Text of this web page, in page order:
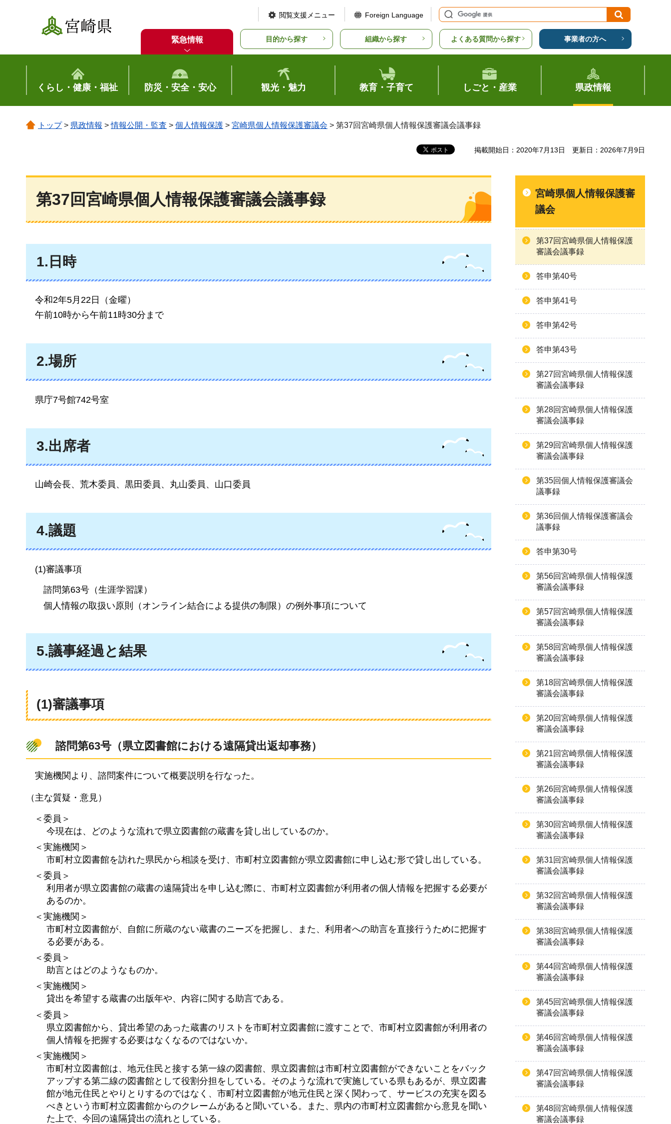
宮崎県
閲覧支援メニュー Foreign Language
緊急情報 目的から探す 組織から探す よくある質問から探す 事業者の方へ
くらし・健康・福祉 防災・安全・安心 観光・魅力 教育・子育て しごと・産業 県政情報
トップ> 県政情報 >情報公開・監査 > 個人情報保護 > 宮崎県個人情報保護審議会 > 第37回宮崎県個人情報保護審議会議事録
掲載開始日：2020年7月13日 更新日：2026年7月9日
第37回宮崎県個人情報保護審議会議事録
1.日時
令和2年5月22日（金曜）
午前10時から午前11時30分まで
2.場所
県庁7号館742号室
3.出席者
山崎会長、荒木委員、黒田委員、丸山委員、山口委員
4.議題
(1)審議事項
諮問第63号（生涯学習課）
個人情報の取扱い原則（オンライン結合による提供の制限）の例外事項について
5.議事経過と結果
(1)審議事項
諮問第63号（県立図書館における遠隔貸出返却事務）
実施機関より 、諮問案件について概要説明を行なった。
（主な質疑・意見）
＜委員＞
今現在は、どのような流れで県立図書館の蔵書を貸し出しているのか。
＜実施機関＞
市町村立図書館を訪れた県民から相談を受け、市町村立図書館が県立図書館に申し込む形で貸し出している。
＜委員＞
利用者が県立図書館の蔵書の遠隔貸出を申し込む際に、市町村立図書館が利用者の個人情報を把握する必要が
あるのか。
＜実施機関＞
市町村立図書館が、自館に所蔵のない蔵書のニーズを把握し、また、利用者への助言を直接行うために把握す
る必要がある。
＜委員＞
助言とはどのようなものか。
＜実施機関＞
貸出を希望する蔵書の出版年や、内容に関する助言である。
＜委員＞
県立図書館から、貸出希望のあった蔵書のリストを市町村立図書館に渡すことで、市町村立図書館が利用者の
個人情報を把握する必要はなくなるのではないか。
＜実施機関＞
市町村立図書館は、地元住民と接する第一線の図書館、県立図書館は市町村立図書館ができないことをバック
アップする第二線の図書館として役割分担をしている。そのような流れで実施している県もあるが、県立図書
館が地元住民とやりとりするのではなく、市町村立図書館が地元住民と深く関わって、サービスの充実を図る
べきという市町村立図書館からのクレームがあると聞いている。また、県内の市町村立図書館から意見を聞い
た上で、今回の遠隔貸出の流れとしている。
宮崎県個人情報保護審
議会
第37回宮崎県個人情報保護
審議会議事録
答申第40号
答申第41号
答申第42号
答申第43号
第27回宮崎県個人情報保護
審議会議事録
第28回宮崎県個人情報保護
審議会議事録
第29回宮崎県個人情報保護
審議会議事録
第35回個人情報保護審議会
議事録
第36回個人情報保護審議会
議事録
答申第30号
第56回宮崎県個人情報保護
審議会議事録
第57回宮崎県個人情報保護
審議会議事録
第58回宮崎県個人情報保護
審議会議事録
第18回宮崎県個人情報保護
審議会議事録
第20回宮崎県個人情報保護
審議会議事録
第21回宮崎県個人情報保護
審議会議事録
第26回宮崎県個人情報保護
審議会議事録
第30回宮崎県個人情報保護
審議会議事録
第31回宮崎県個人情報保護
審議会議事録
第32回宮崎県個人情報保護
審議会議事録
第38回宮崎県個人情報保護
審議会議事録
第44回宮崎県個人情報保護
審議会議事録
第45回宮崎県個人情報保護
審議会議事録
第46回宮崎県個人情報保護
審議会議事録
第47回宮崎県個人情報保護
審議会議事録
第48回宮崎県個人情報保護
審議会議事録